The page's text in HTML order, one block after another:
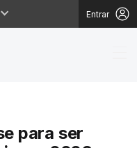
Entrar
para ser